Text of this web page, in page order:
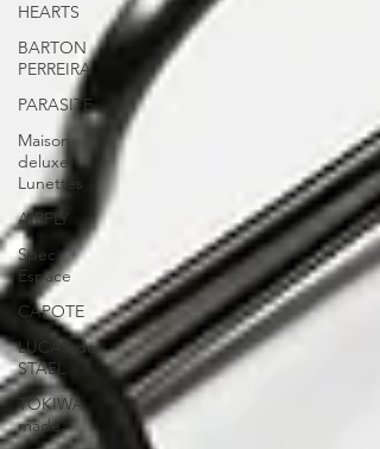
HEARTS
BARTON
PERREIRA
PARASITE
Maison
deluxe
Lunettes
AIRFLY
Spec
Espace
CAPOTE
LUCAS de
STAEL
TOKIWA
made